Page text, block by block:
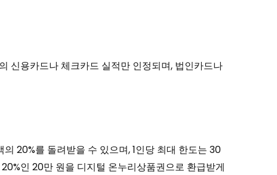
신용카드나 체크카드 실적만 인정되며, 법인카드나
20%를 돌려받을 수 있으며, 1인당 최대 한도는 30
인 20만 원을 디지털 온누리상품권으로 환급받게